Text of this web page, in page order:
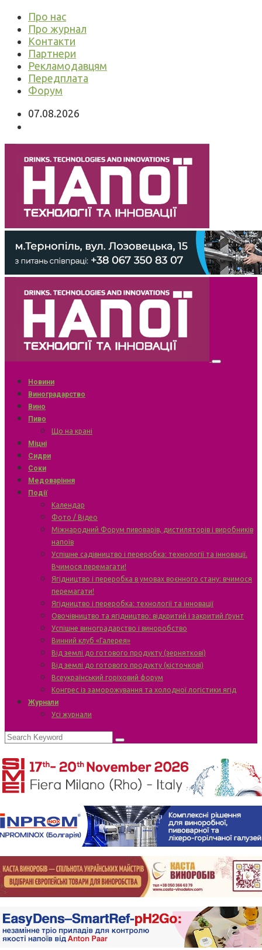
Про нас
Про журнал
Контакти
Партнери
Рекламодавцям
Передплата
Форум
07.08.2026
Новини
Виноградарство
Вино
Пиво
Що на крані
Міцні
Сидри
Соки
Медоваріння
Події
Календар
Фото / Відео
Міжнародний Форум пивоварів, дистиляторів і виробників
напоїв
Успішне садівництво і переробка: технології та інновації.
Вчимося перемагати!
Ягідництво і переробка в умовах воєнного стану: вчимося
перемагати!
Ягідництво і переробка: технології та інновації
Овочівництво та ягідництво: відкритий і закритий ґрунт
Успішне виноградарство і виноробство
Винний клуб «Галерея»
Від землі до готового продукту (зерняткові)
Від землі до готового продукту (кісточкові)
Всеукраїнський горіховий форум
Конгрес із заморожування та холодної логістики ягід
Журнали
Усі журнали